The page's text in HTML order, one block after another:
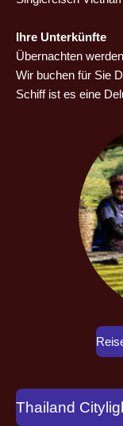
Ihre Unterkünfte
Übernachten
Wir buchen für Sie
Schiff ist es eine
Thailand